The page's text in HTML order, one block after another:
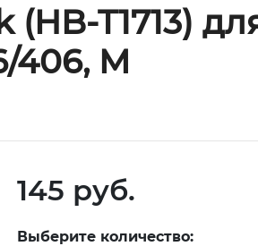
T1713)
406, M
145 руб.
Выберите количество: